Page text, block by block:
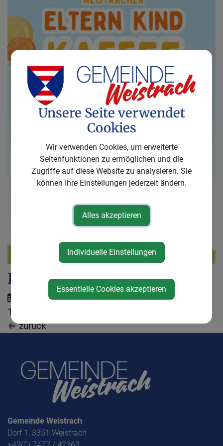
Eltern Kind Kaffee
Mittwoch, 11. Februar 2026 von 15:00 Uhr bis
16:30 Uhr
⇐ zurück
Gemeinde Weistrach
Dorf 1, 3351 Weistrach
Unsere Seite verwendet
Cookies
Wir verwenden Cookies, um erweiterte
Seitenfunktionen zu ermöglichen und die
Zugriffe auf diese Website zu analysieren. Sie
können Ihre Einstellungen jederzeit ändern.
Alles akzeptieren
Individuelle Einstellungen
Essentielle Cookies akzeptieren